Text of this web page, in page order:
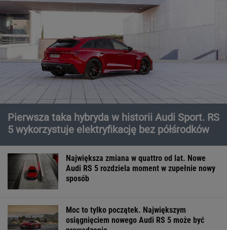
Pierwsza taka hybryda w historii Audi Sport. RS
5 wykorzystuje elektryfikację bez półśrodków
Największa zmiana w quattro od lat. Nowe
Audi RS 5 rozdziela moment w zupełnie nowy
sposób
Moc to tylko początek. Największym
osiągnięciem nowego Audi RS 5 może być